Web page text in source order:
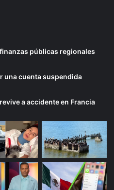
públicas regionales
una cuenta suspendida
a accidente en Francia